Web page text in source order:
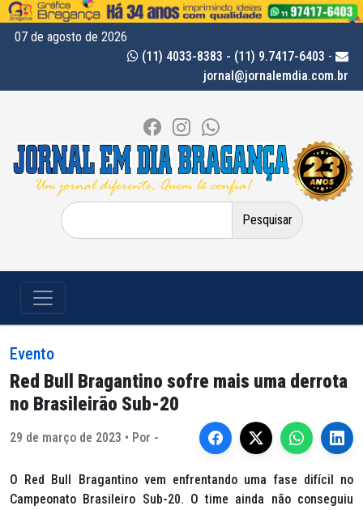
07 de agosto de 2026
(11) 4033-8383 - (11) 9.7417-6403 -
jornal@jornalemdia.com.br
Pesquisar
por:
Evento
Red Bull Bragantino sofre mais uma derrota
no Brasileirão Sub-20
29 de março de 2023 • Por -
O Red Bull Bragantino vem enfrentando uma fase difícil no
Campeonato Brasileiro Sub-20. O time ainda não conseguiu